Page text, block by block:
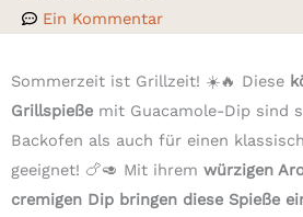
Ein Kommentar
Sommerzeit ist Grillzeit! ☀️🔥 Diese
Grillspieße mit Guacamole-Dip sind
Backofen als auch für einen
geeignet! 🍗🥑 Mit ihrem würzigen
cremigen Dip bringen diese Spieße